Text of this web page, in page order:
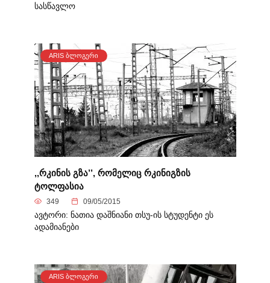
სასწავლო
ARIS ᲑᲚᲝᲒᲔᲠᲘ
,,რკინის გზა’’, რომელიც რკინიგზის
ტოლფასია
349 09/05/2015
ავტორი: ნათია დაშნიანი თსუ-ის სტუდენტი ეს
ადამიანები
ARIS ᲑᲚᲝᲒᲔᲠᲘ